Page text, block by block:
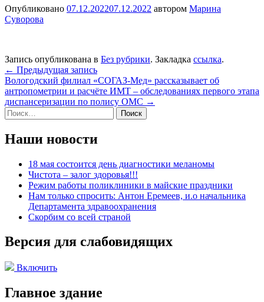
Опубликовано 07.12.202207.12.2022 автором Марина
Суворова
Запись опубликована в Без рубрики. Закладка ссылка.
Навигация
по
записям
← Предыдущая запись
Вологодский филиал «СОГАЗ-Мед» рассказывает об
антропометрии и расчёте ИМТ – обследованиях первого этапа
диспансеризации по полису ОМС →
Найти:
Наши новости
18 мая состоится день диагностики меланомы
Чистота – залог здоровья!!!
Режим работы поликлиники в майские праздники
Нам только спросить: Антон Еремеев, и.о начальника
Департамента здравоохранения
Скорбим со всей страной
Версия для слабовидящих
Включить
Главное здание